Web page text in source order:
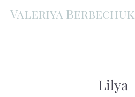
Valeriya Berbechuk
Lilya